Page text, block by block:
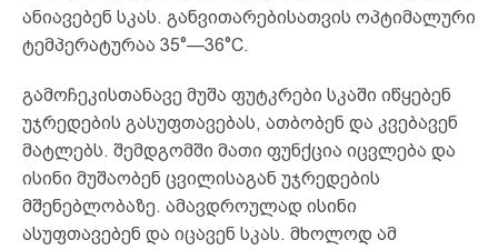
ანიავებენ სკას. განვითარებისათვის ოპტიმალური
ტემპერატურაა 35°—36°С.
გამოჩეკისთანავე მუშა ფუტკრები სკაში იწყებენ
უჯრედების გასუფთავებას, ათბობენ და კვებავენ
მატლებს. შემდგომში მათი ფუნქცია იცვლება და
ისინი მუშაობენ ცვილისაგან უჯრედების
მშენებლობაზე. ამავდროულად ისინი
ასუფთავებენ და იცავენ სკას. მხოლოდ ამ